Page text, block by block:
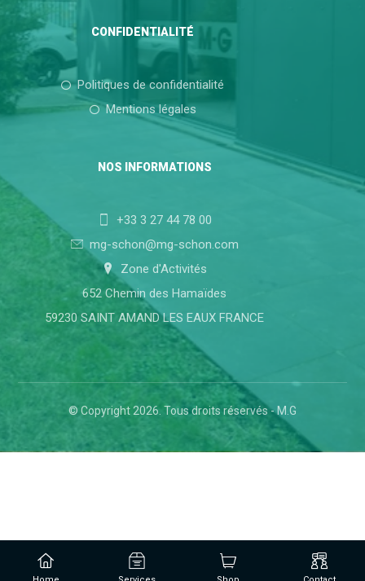
CONFIDENTIALITÉ
Politiques de confidentialité
Mentions légales
NOS INFORMATIONS
+33 3 27 44 78 00
mg-schon@mg-schon.com
Zone d'Activités
652 Chemin des Hamaïdes
59230 SAINT AMAND LES EAUX FRANCE
© Copyright 2026. Tous droits réservés - M.G